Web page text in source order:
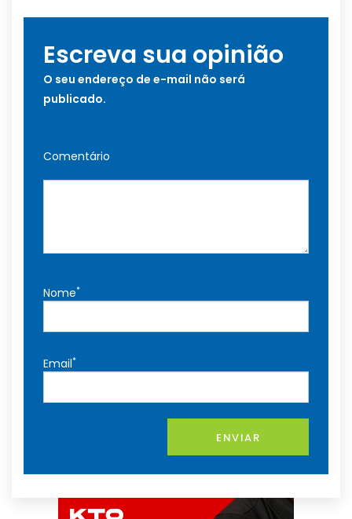
Escreva sua opinião
O seu endereço de e-mail não será
publicado.
Comentário
Nome*
Email*
ENVIAR